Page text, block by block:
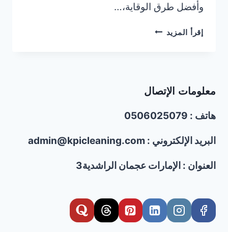
وأفضل طرق الوقاية،…
إقرأ المزيد شركة
تركيب
واشواك
معلومات الإتصال
هاتف : 0506025079
البريد الإلكتروني : admin@kpicleaning.com
العنوان : الإمارات عجمان الراشدية3